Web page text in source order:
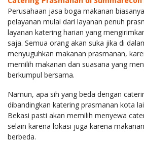
Perusahaan jasa boga makanan
pelayanan mulai dari layanan penuh
layanan katering harian yang
saja. Semua orang akan suka jika di
menyuguhkan makanan prasmanan,
memilih makanan dan suasana yang
berkumpul bersama.
Namun, apa sih yang beda dengan
dibandingkan katering prasmanan kota
Bekasi pasti akan memilih menyewa
selain karena lokasi juga karena
berbeda.